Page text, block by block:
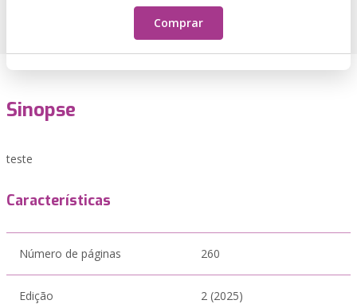
Comprar
Sinopse
teste
Características
Número de páginas 260
Edição 2 (2025)